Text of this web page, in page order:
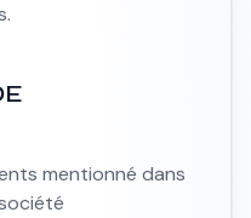
mentionné dans